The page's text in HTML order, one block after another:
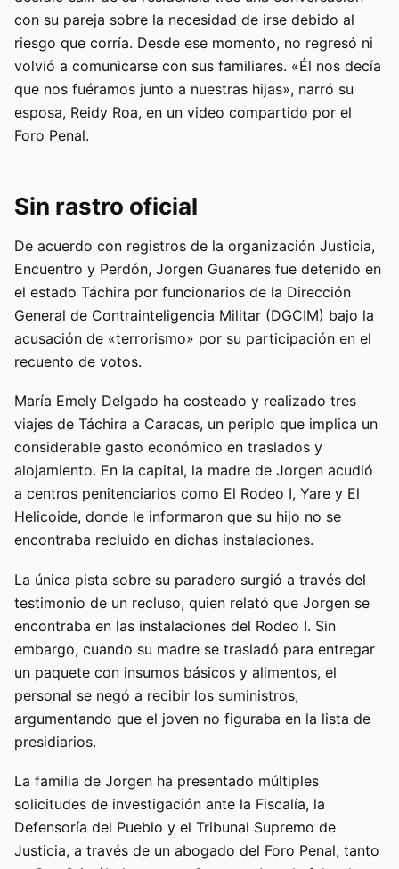
con su pareja sobre la necesidad de irse debido al
riesgo que corría. Desde ese momento, no regresó ni
volvió a comunicarse con sus familiares. «Él nos decía
que nos fuéramos junto a nuestras hijas», narró su
esposa, Reidy Roa, en un video compartido por el
Foro Penal.
Sin rastro oficial
De acuerdo con registros de la organización Justicia,
Encuentro y Perdón, Jorgen Guanares fue detenido en
el estado Táchira por funcionarios de la Dirección
General de Contrainteligencia Militar (DGCIM) bajo la
acusación de «terrorismo» por su participación en el
recuento de votos.
María Emely Delgado ha costeado y realizado tres
viajes de Táchira a Caracas, un periplo que implica un
considerable gasto económico en traslados y
alojamiento. En la capital, la madre de Jorgen acudió
a centros penitenciarios como El Rodeo I, Yare y El
Helicoide, donde le informaron que su hijo no se
encontraba recluido en dichas instalaciones.
La única pista sobre su paradero surgió a través del
testimonio de un recluso, quien relató que Jorgen se
encontraba en las instalaciones del Rodeo I. Sin
embargo, cuando su madre se trasladó para entregar
un paquete con insumos básicos y alimentos, el
personal se negó a recibir los suministros,
argumentando que el joven no figuraba en la lista de
presidiarios.
La familia de Jorgen ha presentado múltiples
solicitudes de investigación ante la Fiscalía, la
Defensoría del Pueblo y el Tribunal Supremo de
Justicia, a través de un abogado del Foro Penal, tanto